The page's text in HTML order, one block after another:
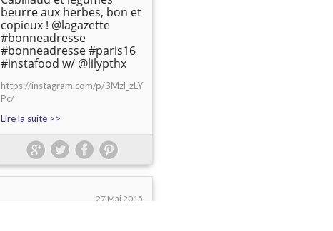
beurre aux herbes, bon et
copieux ! @lagazette
#bonneadresse
#bonneadresse #paris16
#instafood w/ @lilypthx
https://instagram.com/p/3Mzl_zLY
Pc/
Lire la suite >>
27 Mai 2015